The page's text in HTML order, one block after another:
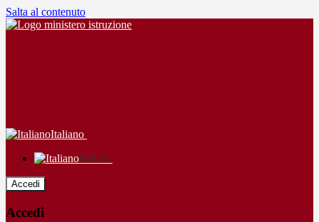
Salta al contenuto
Italiano
Italiano
Accedi
Accedi